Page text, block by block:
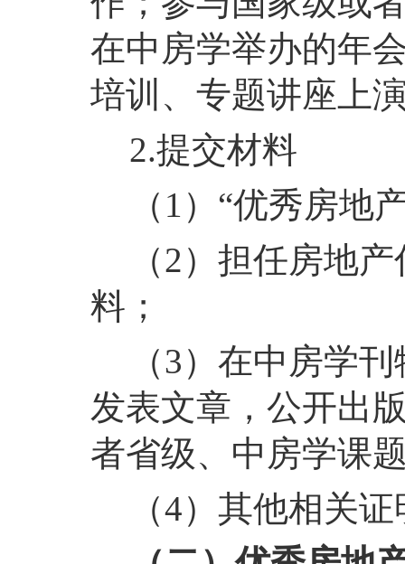
在中房学举办的年
培训、专题讲座上
2.提交材料
（1）“优秀房地
（2）担任房地
料；
（3）在中房学
发表文章，公开出
者省级、中房学课
（4）其他相关